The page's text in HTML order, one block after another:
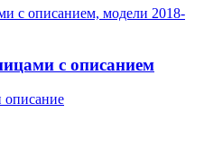
с описанием
описание